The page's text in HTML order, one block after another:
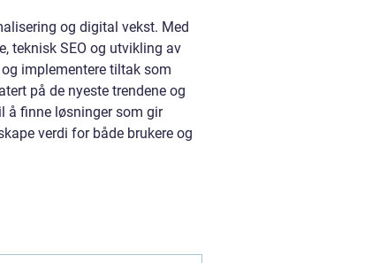
og digital vekst. Med
teknisk SEO og utvikling av
implementere tiltak som
på de nyeste trendene og
å finne løsninger som gir
verdi for både brukere og